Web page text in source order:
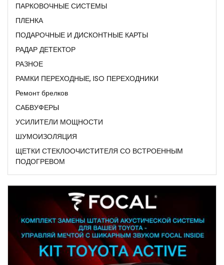
ПАРКОВОЧНЫЕ СИСТЕМЫ
ПЛЕНКА
ПОДАРОЧНЫЕ И ДИСКОНТНЫЕ КАРТЫ
РАДАР ДЕТЕКТОР
РАЗНОЕ
РАМКИ ПЕРЕХОДНЫЕ, ISO ПЕРЕХОДНИКИ
Ремонт брелков
САБВУФЕРЫ
УСИЛИТЕЛИ МОЩНОСТИ
ШУМОИЗОЛЯЦИЯ
ЩЕТКИ СТЕКЛООЧИСТИТЕЛЯ СО ВСТРОЕННЫМ
ПОДОГРЕВОМ